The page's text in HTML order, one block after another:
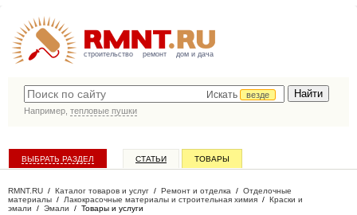
строительство ремонт дом и дача
Искать
везде
Например, тепловые пушки
ВЫБРАТЬ РАЗДЕЛ СТАТЬИ ТОВАРЫ
RMNT.RU / Каталог товаров и услуг / Ремонт и отделка / Отделочные
материалы / Лакокрасочные материалы и строительная химия / Краски и
эмали / Эмали / Товары и услуги